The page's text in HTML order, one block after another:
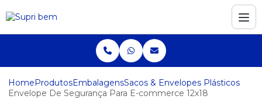
HomeProdutosEmbalagensSacos & Envelopes Plásticos
Envelope De Segurança Para E-commerce 12x18